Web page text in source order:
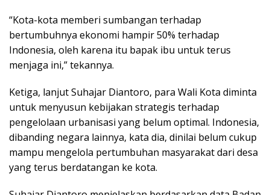
“Kota-kota memberi sumbangan terhadap
bertumbuhnya ekonomi hampir 50% terhadap
Indonesia, oleh karena itu bapak ibu untuk terus
menjaga ini,” tekannya.
Ketiga, lanjut Suhajar Diantoro, para Wali Kota diminta
untuk menyusun kebijakan strategis terhadap
pengelolaan urbanisasi yang belum optimal. Indonesia,
dibanding negara lainnya, kata dia, dinilai belum cukup
mampu mengelola pertumbuhan masyarakat dari desa
yang terus berdatangan ke kota.